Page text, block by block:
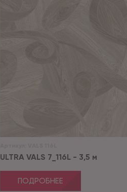
ULTRA VALS 7_116L - 3,5 м
ПОДРОБНЕЕ